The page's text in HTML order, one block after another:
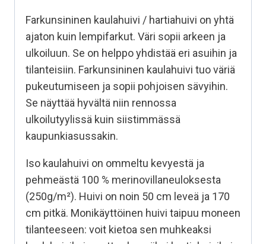
Farkunsininen kaulahuivi / hartiahuivi on yhtä
ajaton kuin lempifarkut. Väri sopii arkeen ja
ulkoiluun. Se on helppo yhdistää eri asuihin ja
tilanteisiin. Farkunsininen kaulahuivi tuo väriä
pukeutumiseen ja sopii pohjoisen sävyihin.
Se näyttää hyvältä niin rennossa
ulkoilutyylissä kuin siistimmässä
kaupunkiasussakin.
Iso kaulahuivi on ommeltu kevyestä ja
pehmeästä 100 % merinovillaneuloksesta
(250g/m²). Huivi on noin 50 cm leveä ja 170
cm pitkä. Monikäyttöinen huivi taipuu moneen
tilanteeseen: voit kietoa sen muhkeaksi